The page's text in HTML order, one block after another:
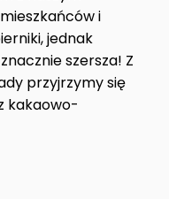
i
jednak
szersza! Z
przyjrzymy się
kakaowo-